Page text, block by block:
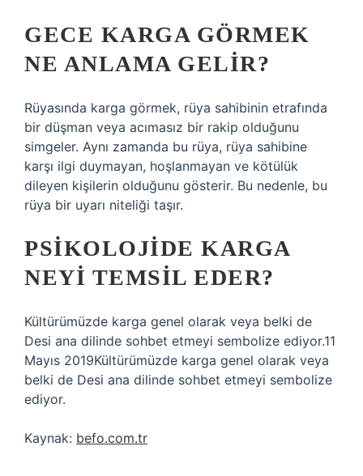
GECE KARGA GÖRMEK
NE ANLAMA GELIR?
Rüyasında karga görmek, rüya sahibinin etrafında
bir düşman veya acımasız bir rakip olduğunu
simgeler. Aynı zamanda bu rüya, rüya sahibine
karşı ilgi duymayan, hoşlanmayan ve kötülük
dileyen kişilerin olduğunu gösterir. Bu nedenle, bu
rüya bir uyarı niteliği taşır.
PSIKOLOJIDE KARGA
NEYI TEMSIL EDER?
Kültürümüzde karga genel olarak veya belki de
Desi ana dilinde sohbet etmeyi sembolize ediyor.11
Mayıs 2019Kültürümüzde karga genel olarak veya
belki de Desi ana dilinde sohbet etmeyi sembolize
ediyor.
Kaynak: befo.com.tr